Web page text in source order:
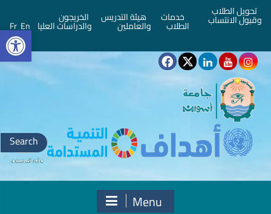
تحويل الطلاب
وقبول الانتساب خدمات
الطلاب
هيئة التدريس
والعاملين
الخريجون
والدراسات العليا En
Fr
Search
for:
Menu